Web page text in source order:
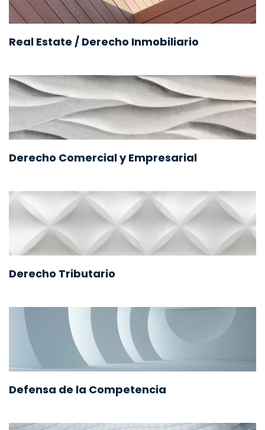
Real Estate / Derecho Inmobiliario
Derecho Comercial y Empresarial
Derecho Tributario
Defensa de la Competencia